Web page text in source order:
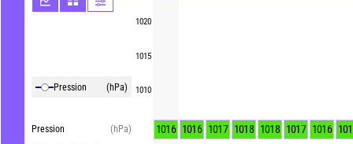
Pression (hPa)
Pression
(hPa)
1020
1015
1010
1016 1016 1017 1018 1018 1017 1016